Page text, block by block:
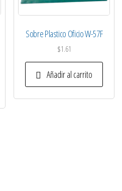
Sobre Plastico Oficio W-57F
$1.61
Añadir al carrito